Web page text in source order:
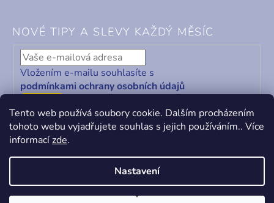
Tento web používá soubory cookie. Dalším procházením
tohoto webu vyjadřujete souhlas s jejich používáním.. Více
informacízde.
Nastavení
NOVÉ TIPY A SLEVY KAŽDÝ MĚSÍC
Vložením e-mailu souhlasíte s
podmínkami ochrany osobních údajů
ODEBÍRAT
Vytvořil Shoptet&PekneWeby